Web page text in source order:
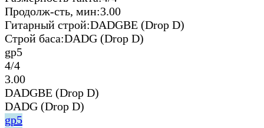
Продолж-сть, мин:3.00
Гитарный строй:DADGBE (Drop D)
Строй баса:DADG (Drop D)
gp5
4/4
3.00
DADGBE (Drop D)
DADG (Drop D)
gp5